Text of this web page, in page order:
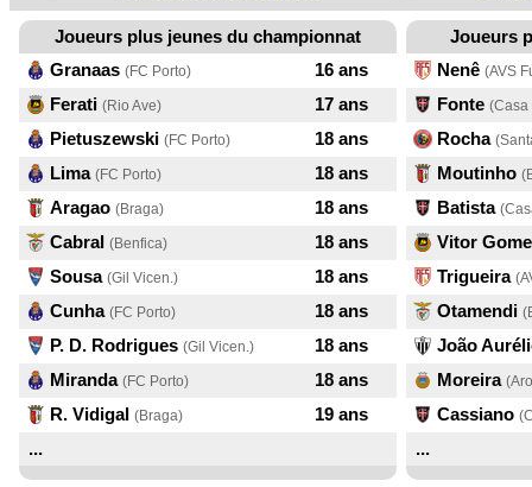
Joueurs plus jeunes du championnat
Granaas (FC Porto)
16 ans
Ferati (Rio Ave)
17 ans
Pietuszewski (FC Porto)
18 ans
Lima (FC Porto)
18 ans
Aragao (Braga)
18 ans
Cabral (Benfica)
18 ans
Sousa (Gil Vicen.)
18 ans
Cunha (FC Porto)
18 ans
P. D. Rodrigues (Gil Vicen.)
18 ans
Miranda (FC Porto)
18 ans
R. Vidigal (Braga)
19 ans
...
Joueurs
Nenê (AVS
Fonte (Casa
Rocha
Moutinho
Batista
Vitor
Trigueira
Otamendi
João
Moreira
Cassiano
...